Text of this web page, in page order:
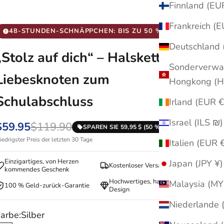
Irland
Israel (ILS ₪)
Japan (JPY ¥)
48-STUNDEN-SCHNÄPPCHEN: BIS ZU 50 % RABATT
auf dich“ – Halskette mit
zum
$119.90
SPAREN SIE 59,95 $ (50 % RABATT)
Preis der letzten 30 Tage
Einzigartiges, von Herzen
kommendes Geschenk
Kostenloser Versand
100 % Geld-zurück-Garantie
Hochwertiges, handgefertigtes
Design
Silber